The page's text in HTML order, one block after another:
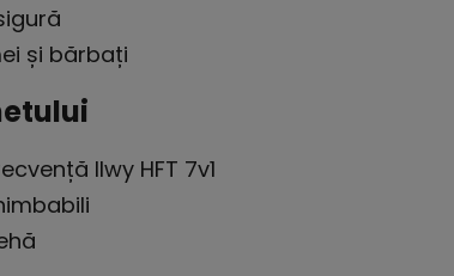
și bărbați
Ilwy HFT 7v1